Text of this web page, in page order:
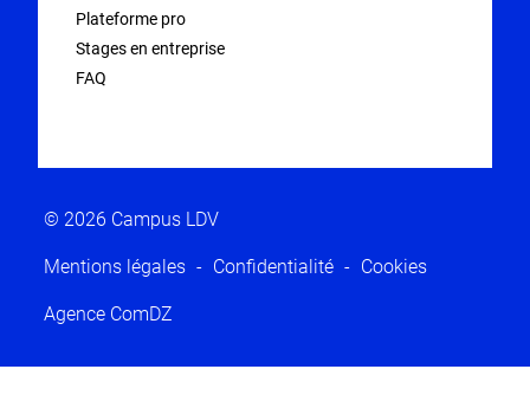
Plateforme pro
Stages en entreprise
FAQ
© 2026 Campus LDV
Mentions légales Confidentialité Cookies
Agence ComDZ